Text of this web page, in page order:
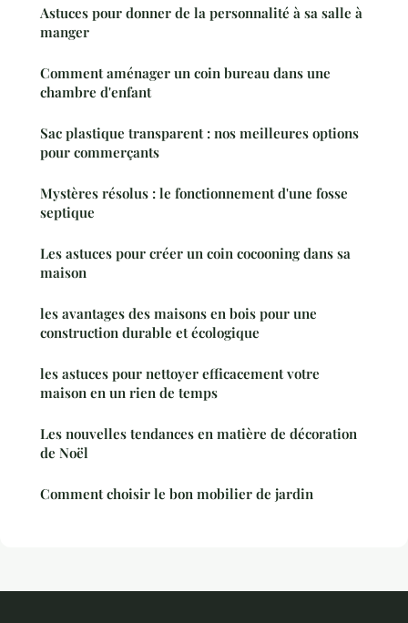
Astuces pour donner de la personnalité à sa salle à
manger
Comment aménager un coin bureau dans une
chambre d'enfant
Sac plastique transparent : nos meilleures options
pour commerçants
Mystères résolus : le fonctionnement d'une fosse
septique
Les astuces pour créer un coin cocooning dans sa
maison
les avantages des maisons en bois pour une
construction durable et écologique
les astuces pour nettoyer efficacement votre
maison en un rien de temps
Les nouvelles tendances en matière de décoration
de Noël
Comment choisir le bon mobilier de jardin